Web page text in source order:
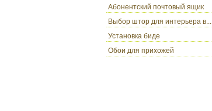
Абонентский почтовый ящик
Выбор штор для интерьера в...
Установка биде
Обои для прихожей